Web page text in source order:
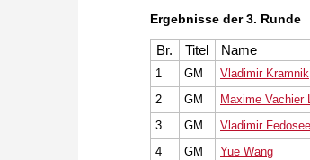
Ergebnisse der 3. Runde
Br. Titel Name
1 GM Vladimir Kramnik
2
GM Maxime Vachier
3
GM Vladimir
4
GM Yue Wang